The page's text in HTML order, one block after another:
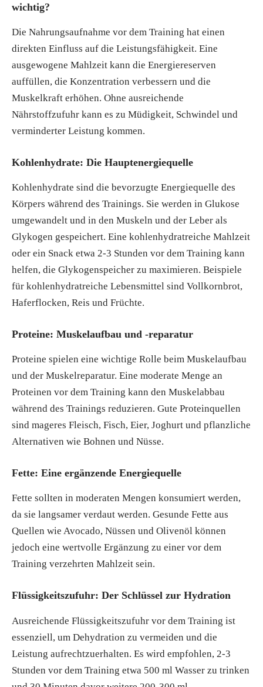
wichtig?
Die Nahrungsaufnahme vor dem Training hat einen
direkten Einfluss auf die Leistungsfähigkeit. Eine
ausgewogene Mahlzeit kann die Energiereserven
auffüllen, die Konzentration verbessern und die
Muskelkraft erhöhen. Ohne ausreichende
Nährstoffzufuhr kann es zu Müdigkeit, Schwindel und
verminderter Leistung kommen.
Kohlenhydrate: Die Hauptenergiequelle
Kohlenhydrate sind die bevorzugte Energiequelle des
Körpers während des Trainings. Sie werden in Glukose
umgewandelt und in den Muskeln und der Leber als
Glykogen gespeichert. Eine kohlenhydratreiche Mahlzeit
oder ein Snack etwa 2-3 Stunden vor dem Training kann
helfen, die Glykogenspeicher zu maximieren. Beispiele
für kohlenhydratreiche Lebensmittel sind Vollkornbrot,
Haferflocken, Reis und Früchte.
Proteine: Muskelaufbau und -reparatur
Proteine spielen eine wichtige Rolle beim Muskelaufbau
und der Muskelreparatur. Eine moderate Menge an
Proteinen vor dem Training kann den Muskelabbau
während des Trainings reduzieren. Gute Proteinquellen
sind mageres Fleisch, Fisch, Eier, Joghurt und pflanzliche
Alternativen wie Bohnen und Nüsse.
Fette: Eine ergänzende Energiequelle
Fette sollten in moderaten Mengen konsumiert werden,
da sie langsamer verdaut werden. Gesunde Fette aus
Quellen wie Avocado, Nüssen und Olivenöl können
jedoch eine wertvolle Ergänzung zu einer vor dem
Training verzehrten Mahlzeit sein.
Flüssigkeitszufuhr: Der Schlüssel zur Hydration
Ausreichende Flüssigkeitszufuhr vor dem Training ist
essenziell, um Dehydration zu vermeiden und die
Leistung aufrechtzuerhalten. Es wird empfohlen, 2-3
Stunden vor dem Training etwa 500 ml Wasser zu trinken